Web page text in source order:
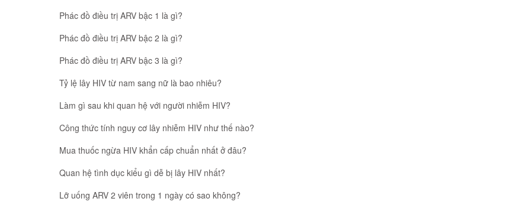
Phác đồ điều trị ARV bậc 1 là gì?
Phác đồ điều trị ARV bậc 2 là gì?
Phác đồ điều trị ARV bậc 3 là gì?
Tỷ lệ lây HIV từ nam sang nữ là bao nhiêu?
Làm gì sau khi quan hệ với người nhiễm HIV?
Công thức tính nguy cơ lây nhiễm HIV như thế nào?
Mua thuốc ngừa HIV khẩn cấp chuẩn nhất ở đâu?
Quan hệ tình dục kiểu gì dễ bị lây HIV nhất?
Lỡ uống ARV 2 viên trong 1 ngày có sao không?